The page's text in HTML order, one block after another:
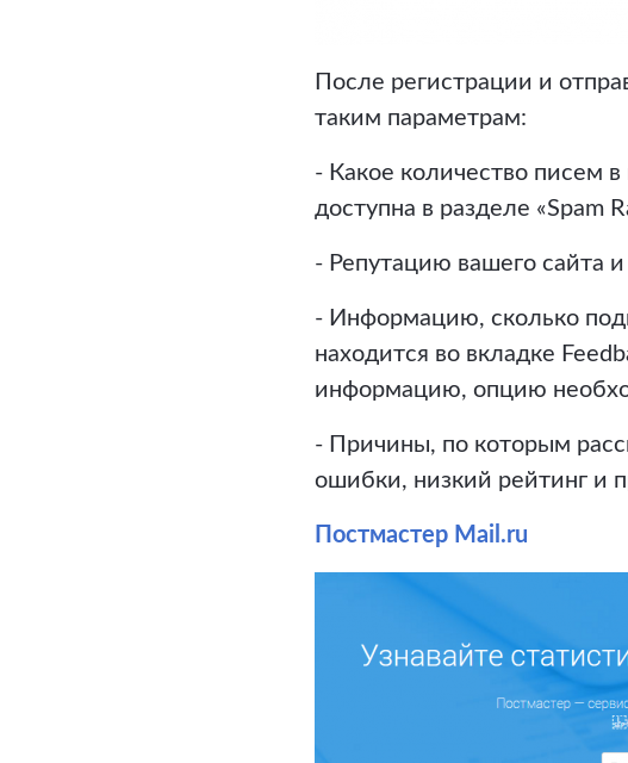
После регистрации и
таким параметрам:
- Какое количество писем
доступна в разделе «Spam
- Репутацию вашего сайта и
- Информацию, сколько
находится во вкладке
информацию, опцию
- Причины, по которым
ошибки, низкий рейтинг и
Постмастер Mail.ru